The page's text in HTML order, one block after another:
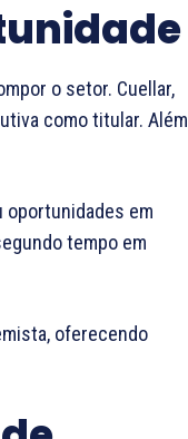
o setor. Cuellar,
como titular. Além
oportunidades em
tempo em
oferecendo